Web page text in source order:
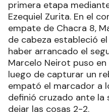
primera etapa
Ezequiel Zurita. En el
empate de Chacra 8,
de cabeza estableció el
haber arrancado el
Marcelo Neirot puso en
luego de capturar un
empató el marcador a
definió cruzado ante la
dejar las cosas 2-2.